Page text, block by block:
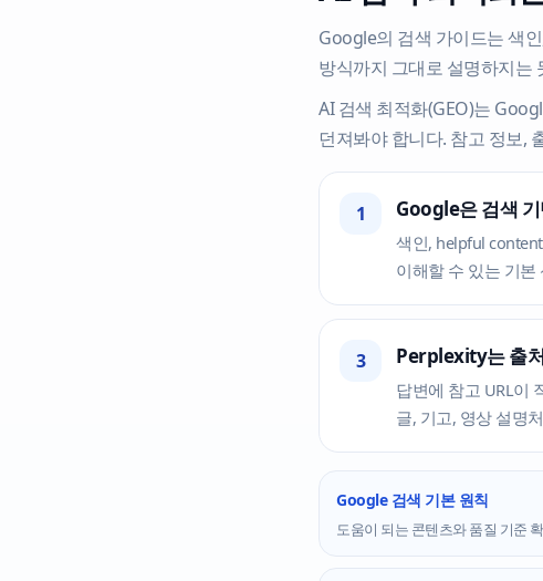
Google의 검색 가이드는 색
방식까지 그대로 설명하지는
AI 검색 최적화(GEO)는
던져봐야 합니다. 참고 정보,
1 Google은 검색
색인, helpful
이해할 수 있는 기본
3 Perplexity는 출
답변에 참고 URL이
글, 기고, 영상 설명
Google 검색 기본 원칙
도움이 되는 콘텐츠와 품질 기준